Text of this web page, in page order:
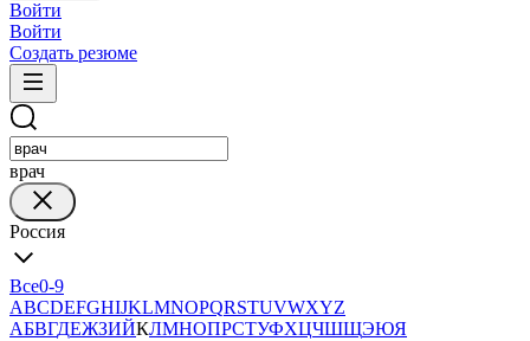
Войти
Войти
Создать резюме
врач
Россия
Все0-9
ABCDEFGHIJKLMNOPQRSTUVWXYZ
АБВГДЕЖЗИЙКЛМНОПРСТУФХЦЧШЩЭЮЯ